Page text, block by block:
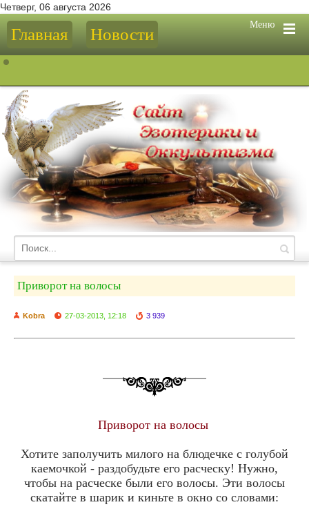
Четверг, 06 августа 2026
Меню
Главная Новости
Приворот на волосы
Kobra 27-03-2013, 12:18 3 939
Приворот на волосы
Хотите заполучить милого на блюдечке с голубой
каемочкой - раздобудьте его расческу! Нужно,
чтобы на расческе были его волосы. Эти волосы
скатайте в шарик и киньте в окно со словами: